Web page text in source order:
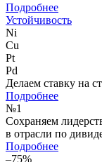
Подробнее
Устойчивость
Ni
Cu
Pt
Pd
Делаем ставку на
Подробнее
№1
Сохраняем
в отрасли по
Подробнее
–75%